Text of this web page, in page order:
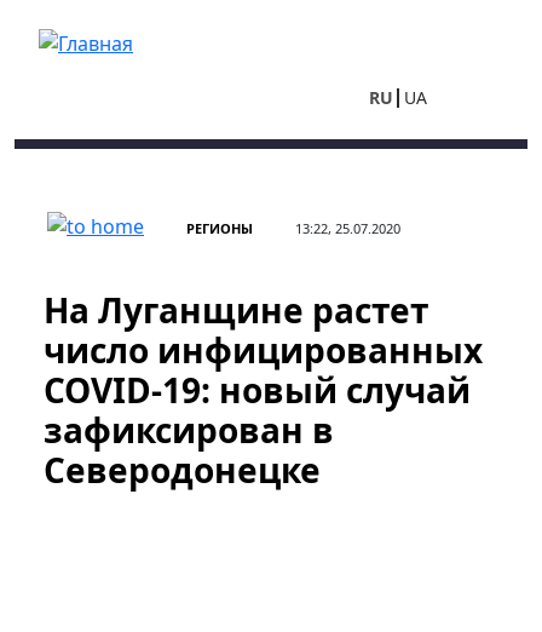
RU UA
РЕГИОНЫ 13:22, 25.07.2020
На Луганщине растет
число инфицированных
COVID-19: новый случай
зафиксирован в
Северодонецке